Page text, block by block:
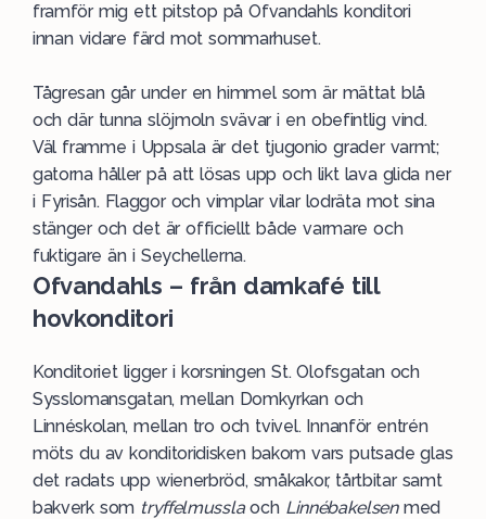
framför mig ett pitstop på Ofvandahls konditori
innan vidare färd mot sommarhuset.
Tågresan går under en himmel som är mättat blå
och där tunna slöjmoln svävar i en obefintlig vind.
Väl framme i Uppsala är det tjugonio grader varmt;
gatorna håller på att lösas upp och likt lava glida ner
i Fyrisån. Flaggor och vimplar vilar lodräta mot sina
stänger och det är officiellt både varmare och
fuktigare än i Seychellerna.
Ofvandahls – från damkafé till
hovkonditori
Konditoriet ligger i korsningen St. Olofsgatan och
Sysslomansgatan, mellan Domkyrkan och
Linnéskolan, mellan tro och tvivel. Innanför entrén
möts du av konditoridisken bakom vars putsade glas
det radats upp wienerbröd, småkakor, tårtbitar samt
bakverk som tryffelmusslaoch Linnébakelsenmed